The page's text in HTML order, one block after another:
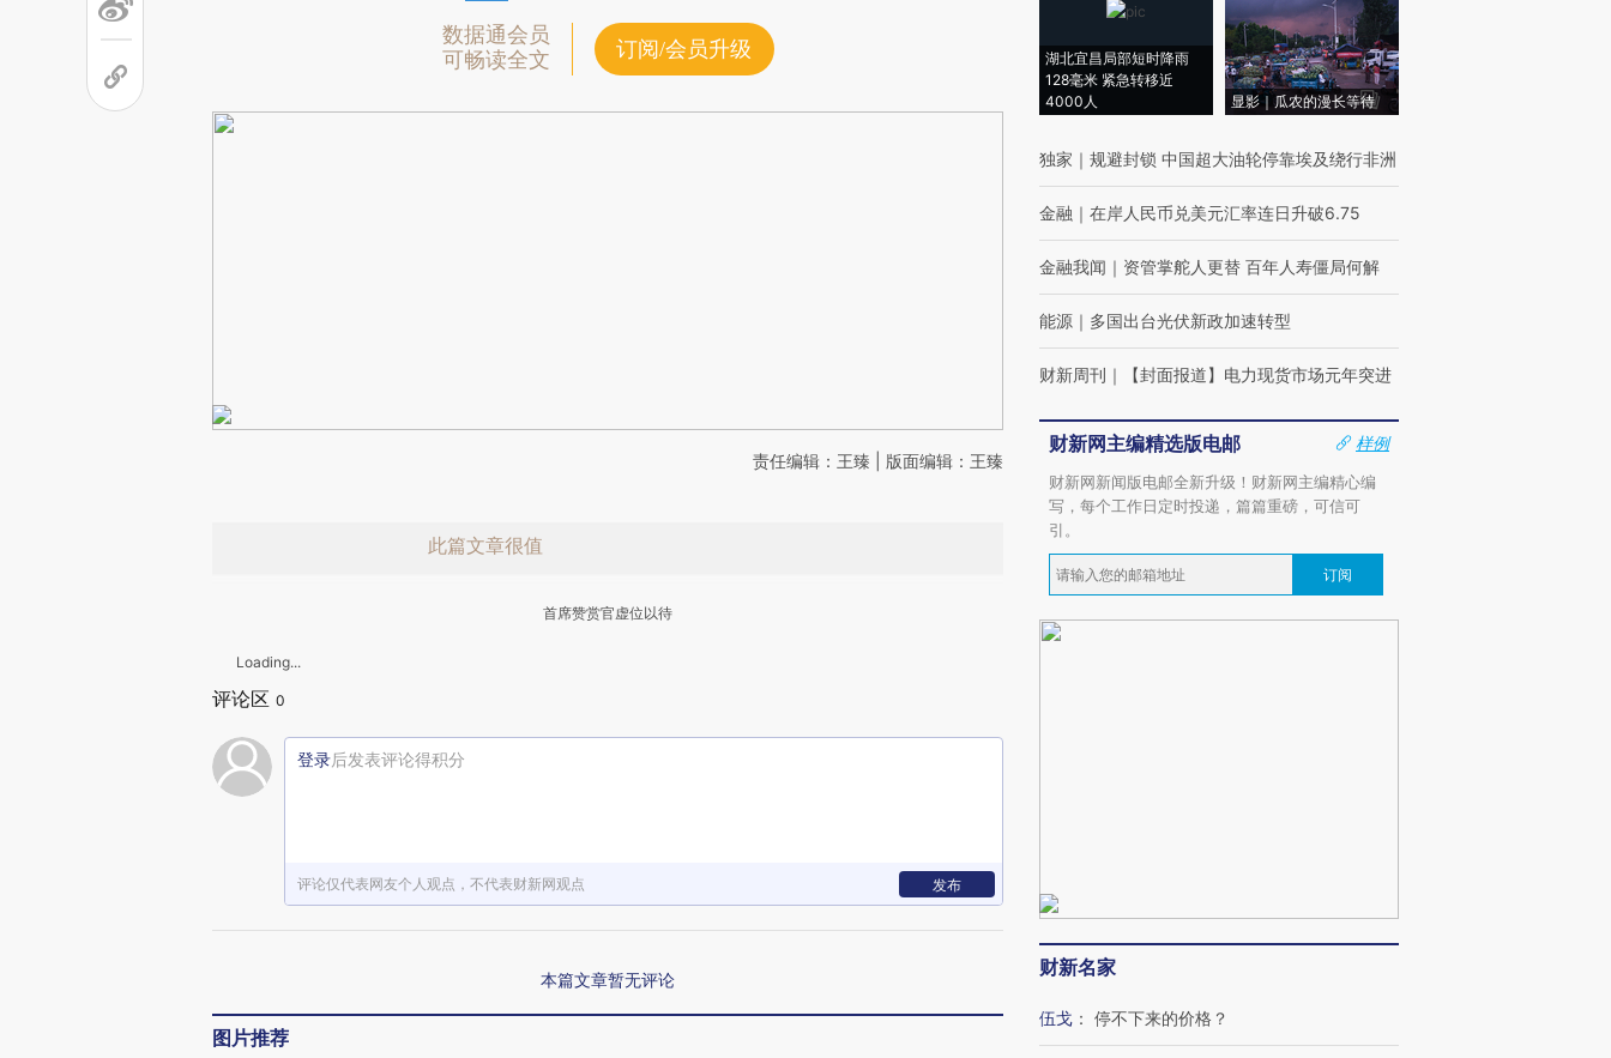
数据通会员
可畅读全文
订阅/会员升级
责任编辑：王臻 | 版面编辑：王臻
此篇文章很值
首席赞赏官虚位以待
Loading...
评论区 0
登录后发表评论得积分
评论仅代表网友个人观点，不代表财新网观点 发布
本篇文章暂无评论
图片推荐
湖北宜昌局部短时降雨
128毫米 紧急转移近
4000人
显影｜瓜农的漫长等待
独家 ｜ 规避封锁 中国超大油轮停靠埃及绕行非洲
金融 ｜ 在岸人民币兑美元汇率连日升破6.75
金融我闻 ｜ 资管掌舵人更替 百年人寿僵局何解
能源 ｜ 多国出台光伏新政加速转型
财新周刊 ｜ 【封面报道】电力现货市场元年突进
财新网主编精选版电邮
样例
财新网新闻版电邮全新升级！财新网主编精心编
写，每个工作日定时投递，篇篇重磅，可信可
引。
订阅
财新名家
伍戈 ： 停不下来的价格？